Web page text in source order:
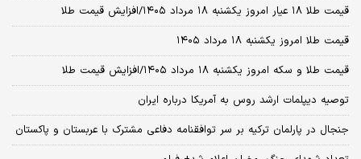
قیمت طلا ۱۸ عیار امروز یکشنبه ۱۸ مرداد ۱۴۰۵/افزایش قیمت طلا
قیمت طلا امروز یکشنبه ۱۸ مرداد ۱۴۰۵
قیمت طلا و سکه امروز یکشنبه ۱۸ مرداد ۱۴۰۵/افزایش قیمت طلا
توصیه دیپلمات ارشد روس به آمریکا درباره ایران
جنجال در پارلمان ترکیه بر سر توافقنامه دفاعی مشترک با عربستان و پاکستان